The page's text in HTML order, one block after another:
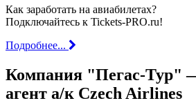
Как заработать на авиабилетах?
Подключайтесь к Tickets-PRO.ru!
Подробнее...
Компания "Пегас-Тур"
агент а/к Czech Airlines